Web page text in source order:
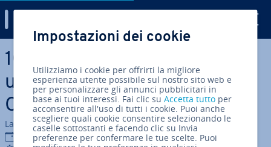
Vai al contenuto prin­ci­pa­le
10 consigli per una migliore
usabilità nel Mobile
Commerce
La redazione di IONOS
07 lug 2022
Impostazioni dei cookie
Utilizziamo i cookie per offrirti la migliore
esperienza utente possibile sul nostro sito web e
per personalizzare gli annunci pubblicitari in
base ai tuoi interessi. Fai clic suAccetta tutto per
acconsentire all'uso di tutti i cookie. Puoi anche
scegliere quali cookie consentire selezionando le
caselle sottostanti e facendo clic su Invia
preferenze per confermare le tue scelte. Puoi